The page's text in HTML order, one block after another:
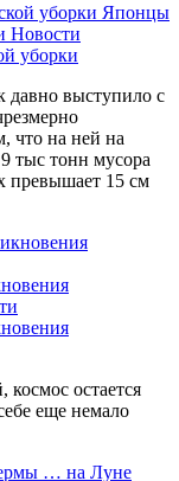
Японцы
Новости
уборки
давно выступило с
что на ней на
тыс тонн мусора
превышает 15 см
остается
еще немало